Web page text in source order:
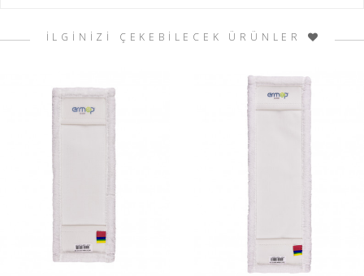
İLGİNİZİ ÇEKEBİLECEK ÜRÜNLER